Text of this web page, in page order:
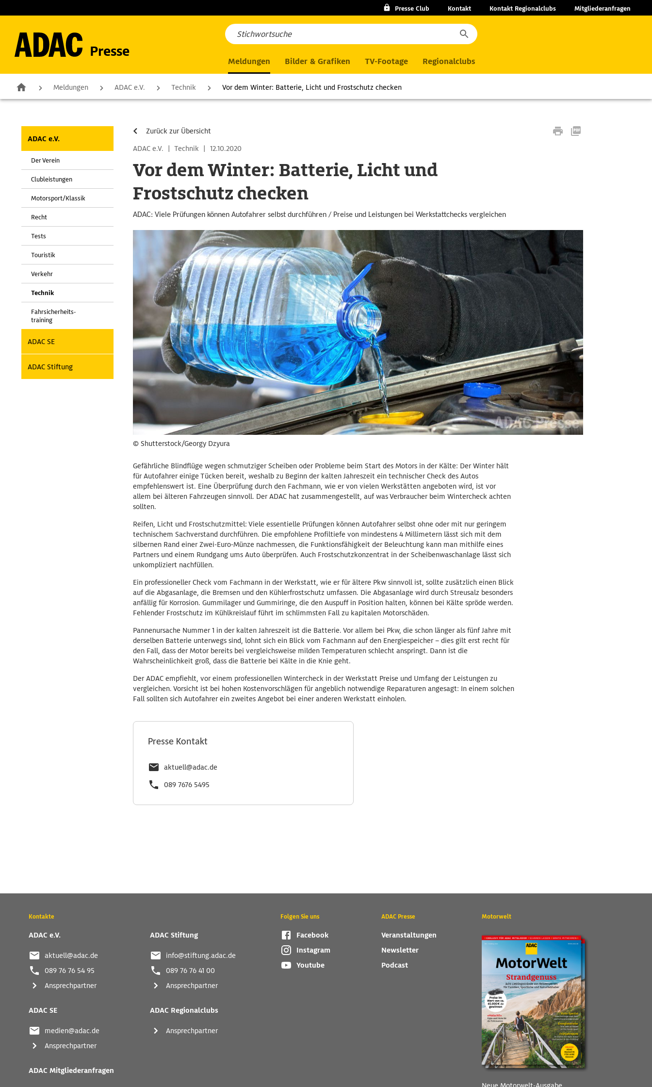
Presse Club Kontakt Kontakt Regionalclubs Mitgliederanfragen
Presse
Meldungen Bilder & Grafiken TV-Footage Regionalclubs
Meldungen ADAC e.V. Technik Vor dem Winter: Batterie, Licht und Frostschutz checken
ADAC e.V.
Der Verein
Clubleistungen
Motorsport/Klassik
Recht
Tests
Touristik
Verkehr
Technik
Fahrsicherheits-
training
ADAC SE
ADAC Stiftung
Zurück zur Übersicht
ADAC e.V.
| Technik | 12.10.2020
Vor dem Winter: Batterie, Licht und
Frostschutz checken
ADAC: Viele Prüfungen können Autofahrer selbst durchführen / Preise und Leistungen bei Werkstattchecks vergleichen
© Shutterstock/Georgy Dzyura
Gefährliche Blindflüge wegen schmutziger Scheiben oder Probleme beim Start des Motors in der Kälte: Der Winter hält
für Autofahrer einige Tücken bereit, weshalb zu Beginn der kalten Jahreszeit ein technischer Check des Autos
empfehlenswert ist. Eine Überprüfung durch den Fachmann, wie er von vielen Werkstätten angeboten wird, ist vor
allem bei älteren Fahrzeugen sinnvoll. Der ADAC hat zusammengestellt, auf was Verbraucher beim Wintercheck achten
sollten.
Reifen, Licht und Frostschutzmittel: Viele essentielle Prüfungen können Autofahrer selbst ohne oder mit nur geringem
technischem Sachverstand durchführen. Die empfohlene Profiltiefe von mindestens 4 Millimetern lässt sich mit dem
silbernen Rand einer Zwei-Euro-Münze nachmessen, die Funktionsfähigkeit der Beleuchtung kann man mithilfe eines
Partners und einem Rundgang ums Auto überprüfen. Auch Frostschutzkonzentrat in der Scheibenwaschanlage lässt sich
unkompliziert nachfüllen.
Ein professioneller Check vom Fachmann in der Werkstatt, wie er für ältere Pkw sinnvoll ist, sollte zusätzlich einen Blick
auf die Abgasanlage, die Bremsen und den Kühlerfrostschutz umfassen. Die Abgasanlage wird durch Streusalz besonders
anfällig für Korrosion. Gummilager und Gummiringe, die den Auspuff in Position halten, können bei Kälte spröde werden.
Fehlender Frostschutz im Kühlkreislauf führt im schlimmsten Fall zu kapitalen Motorschäden.
Pannenursache Nummer 1 in der kalten Jahreszeit ist die Batterie. Vor allem bei Pkw, die schon länger als fünf Jahre mit
derselben Batterie unterwegs sind, lohnt sich ein Blick vom Fachmann auf den Energiespeicher – dies gilt erst recht für
den Fall, dass der Motor bereits bei vergleichsweise milden Temperaturen schlecht anspringt. Dann ist die
Wahrscheinlichkeit groß, dass die Batterie bei Kälte in die Knie geht.
Der ADAC empfiehlt, vor einem professionellen Wintercheck in der Werkstatt Preise und Umfang der Leistungen zu
vergleichen. Vorsicht ist bei hohen Kostenvorschlägen für angeblich notwendige Reparaturen angesagt: In einem solchen
Fall sollten sich Autofahrer ein zweites Angebot bei einer anderen Werkstatt einholen.
Presse Kontakt
aktuell@adac.de
089 7676 5495
Wichtige
und
Links
Kontakte
ADAC e.V.
aktuell@adac.de
089 76 76 54 95
Ansprechpartner
ADAC Stiftung
info@stiftung.adac.de
089 76 76 41 00
Ansprechpartner
ADAC SE
medien@adac.de
Ansprechpartner
ADAC Regionalclubs
Ansprechpartner
ADAC Mitgliederanfragen
Folgen Sie uns
Facebook
Instagram
Youtube
ADAC Presse
Veranstaltungen
Newsletter
Podcast
Motorwelt